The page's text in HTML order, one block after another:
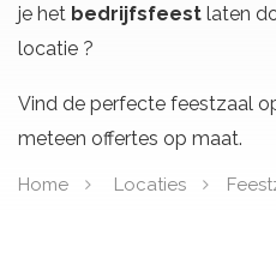
je het bedrijfsfeest laten
locatie ?
Vind de perfecte feestzaal
meteen offertes op maat.
Home Locaties